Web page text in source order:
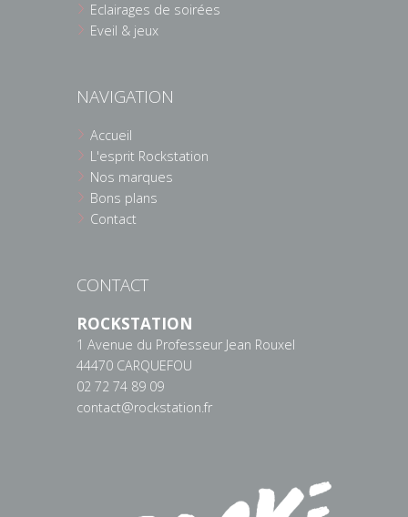
Eclairages de soirées
Eveil & jeux
NAVIGATION
Accueil
L'esprit Rockstation
Nos marques
Bons plans
Contact
CONTACT
ROCKSTATION
1 Avenue du Professeur Jean Rouxel
44470 CARQUEFOU
02 72 74 89 09
contact@rockstation.fr